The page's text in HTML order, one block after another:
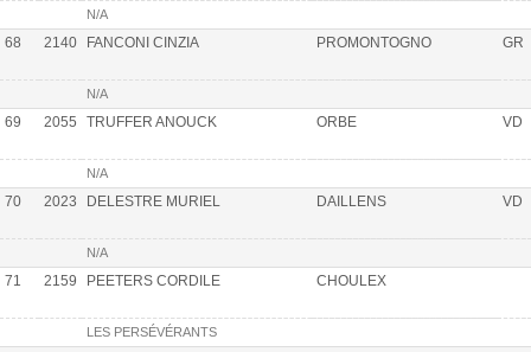
N/A
68 2140 FANCONI CINZIA PROMONTOGNO GR
N/A
69 2055 TRUFFER ANOUCK ORBE VD
N/A
70 2023 DELESTRE MURIEL DAILLENS VD
N/A
71 2159 PEETERS CORDILE CHOULEX
LES PERSÉVÉRANTS